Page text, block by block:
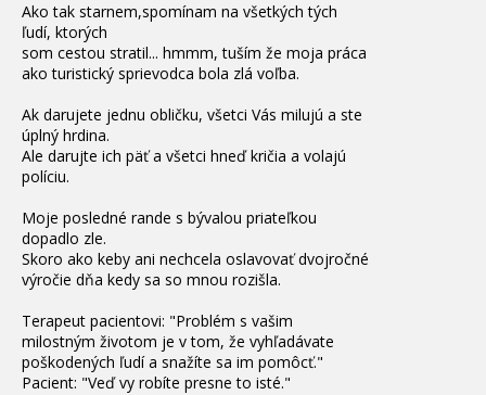
Ako tak starnem,spomínam na všetkých tých
ľudí, ktorých
som cestou stratil... hmmm, tuším že moja práca
ako turistický sprievodca bola zlá voľba.
Ak darujete jednu obličku, všetci Vás milujú a ste
úplný hrdina.
Ale darujte ich päť a všetci hneď kričia a volajú
políciu.
Moje posledné rande s bývalou priateľkou
dopadlo zle.
Skoro ako keby ani nechcela oslavovať dvojročné
výročie dňa kedy sa so mnou rozišla.
Terapeut pacientovi: "Problém s vašim
milostným životom je v tom, že vyhľadávate
poškodených ľudí a snažíte sa im pomôcť."
Pacient: "Veď vy robíte presne to isté."